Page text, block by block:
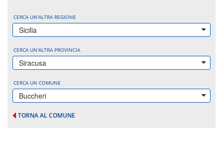
CERCA UN'ALTRA REGIONE
Sicilia
CERCA UN'ALTRA PROVINCIA
Siracusa
CERCA UN COMUNE
Buccheri
TORNA AL COMUNE